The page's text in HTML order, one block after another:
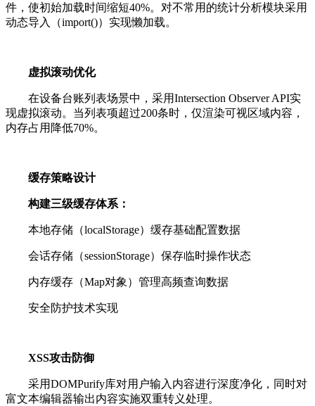
件，使初始加载时间缩短40%。对不常用的统计分析模块采用
动态导入（import()）实现懒加载。
虚拟滚动优化
在设备台账列表场景中，采用Intersection Observer API实
现虚拟滚动。当列表项超过200条时，仅渲染可视区域内容，
内存占用降低70%。
缓存策略设计
构建三级缓存体系：
本地存储（localStorage）缓存基础配置数据
会话存储（sessionStorage）保存临时操作状态
内存缓存（Map对象）管理高频查询数据
安全防护技术实现
XSS攻击防御
采用DOMPurify库对用户输入内容进行深度净化，同时对
富文本编辑器输出内容实施双重转义处理。